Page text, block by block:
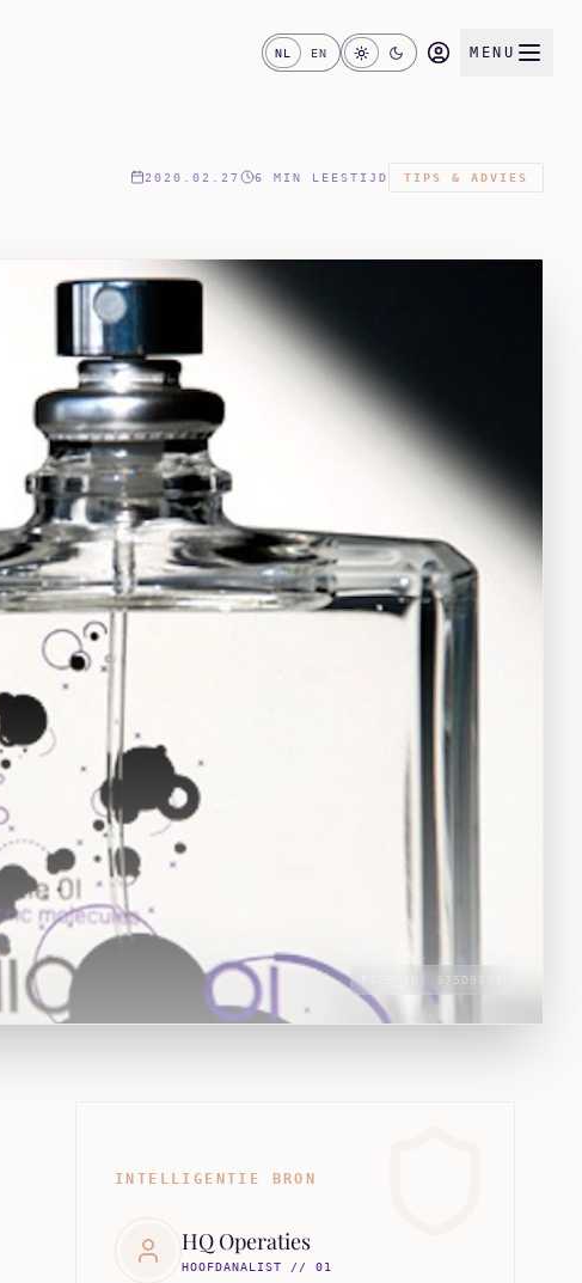
NL EN MENU
2020.02.27 6 MIN LEESTIJD TIPS & ADVIES
375D9891
INTELLIGENTIE BRON
HQ Operaties
HOOFDANALIST // 01